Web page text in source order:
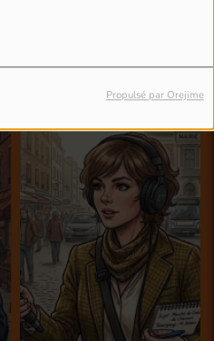
Propulsé par Orejime